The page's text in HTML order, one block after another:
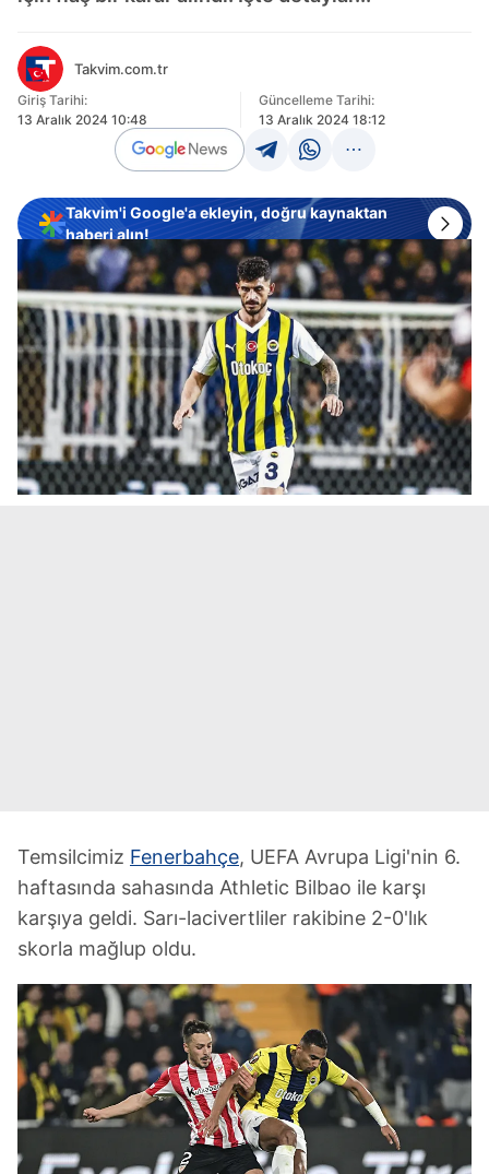
Takvim.com.tr
Giriş Tarihi:
13 Aralık 2024 10:48
Güncelleme Tarihi:
13 Aralık 2024 18:12
Takvim'i Google'a ekleyin, doğru kaynaktan
haberi alın!
Temsilcimiz Fenerbahçe, UEFA Avrupa Ligi'nin 6.
haftasında sahasında Athletic Bilbao ile karşı
karşıya geldi. Sarı-lacivertliler rakibine 2-0'lık
skorla mağlup oldu.